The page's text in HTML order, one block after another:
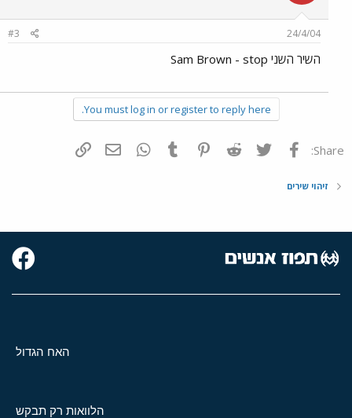
24/4/04
#3
השיר השני Sam Brown - stop
You must log in or register to reply here.
Share: פייסבוק Twitter
Reddit
Pinterest
Tumblr
WhatsAppדואר אלקטרוני
זיהוי שירים
האח הגדול
הלוואות רק תבקש